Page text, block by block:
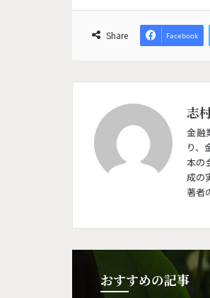
Share Facebook
志
金融
り、
本の
成の
著者
おすすめの記事